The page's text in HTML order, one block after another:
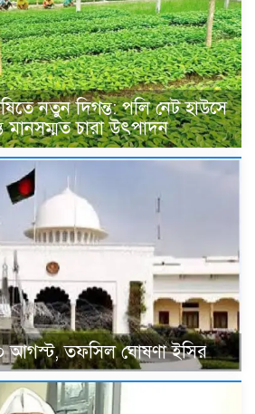
নতুন দিগন্ত: পলি নেট হাউসে
মানসম্মত চারা উৎপাদন
২০ আগস্ট, তফসিল ঘোষণা ইসির